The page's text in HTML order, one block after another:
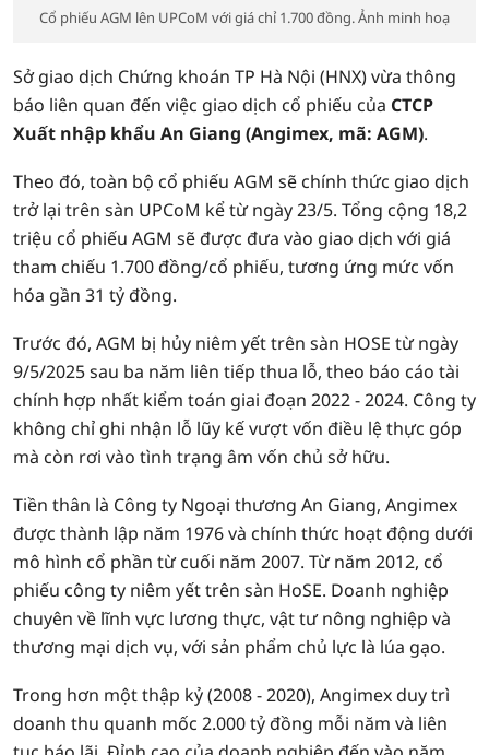
Cổ phiếu AGM lên UPCoM với giá chỉ 1.700 đồng. Ảnh minh hoạ
Sở giao dịch Chứng khoán TP Hà Nội (HNX) vừa thông
báo liên quan đến việc giao dịch cổ phiếu của CTCP
Xuất nhập khẩu An Giang (Angimex, mã: AGM).
Theo đó, toàn bộ cổ phiếu AGM sẽ chính thức giao dịch
trở lại trên sàn UPCoM kể từ ngày 23/5. Tổng cộng 18,2
triệu cổ phiếu AGM sẽ được đưa vào giao dịch với giá
tham chiếu 1.700 đồng/cổ phiếu, tương ứng mức vốn
hóa gần 31 tỷ đồng.
Trước đó, AGM bị hủy niêm yết trên sàn HOSE từ ngày
9/5/2025 sau ba năm liên tiếp thua lỗ, theo báo cáo tài
chính hợp nhất kiểm toán giai đoạn 2022 - 2024. Công ty
không chỉ ghi nhận lỗ lũy kế vượt vốn điều lệ thực góp
mà còn rơi vào tình trạng âm vốn chủ sở hữu.
Tiền thân là Công ty Ngoại thương An Giang, Angimex
được thành lập năm 1976 và chính thức hoạt động dưới
mô hình cổ phần từ cuối năm 2007. Từ năm 2012, cổ
phiếu công ty niêm yết trên sàn HoSE. Doanh nghiệp
chuyên về lĩnh vực lương thực, vật tư nông nghiệp và
thương mại dịch vụ, với sản phẩm chủ lực là lúa gạo.
Trong hơn một thập kỷ (2008 - 2020), Angimex duy trì
doanh thu quanh mốc 2.000 tỷ đồng mỗi năm và liên